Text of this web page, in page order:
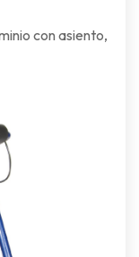
con asiento,